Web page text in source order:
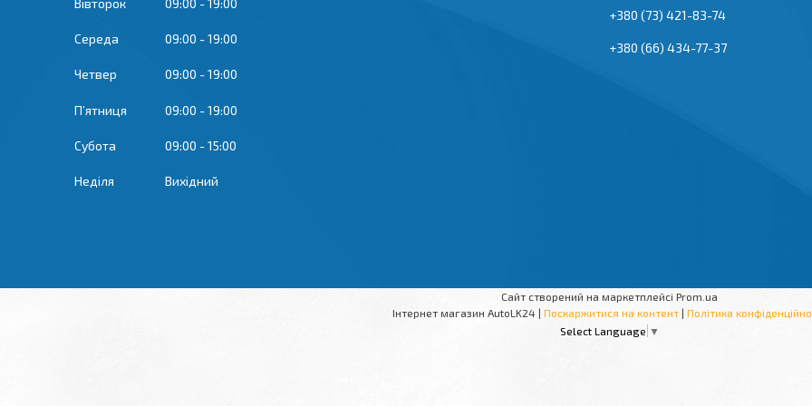
Вівторок 09:00 19:00
Середа 09:00 19:00
Четвер 09:00 19:00
Пʼятниця 09:00 19:00
Субота 09:00 15:00
Неділя Вихідний
+380 (73) 421-83-74
+380 (66) 434-77-37
Сайт створений на маркетплейсі Prom.ua
Інтернет магазин AutoLK24 | Поскаржитися на контент | Політика
Select Language ▼